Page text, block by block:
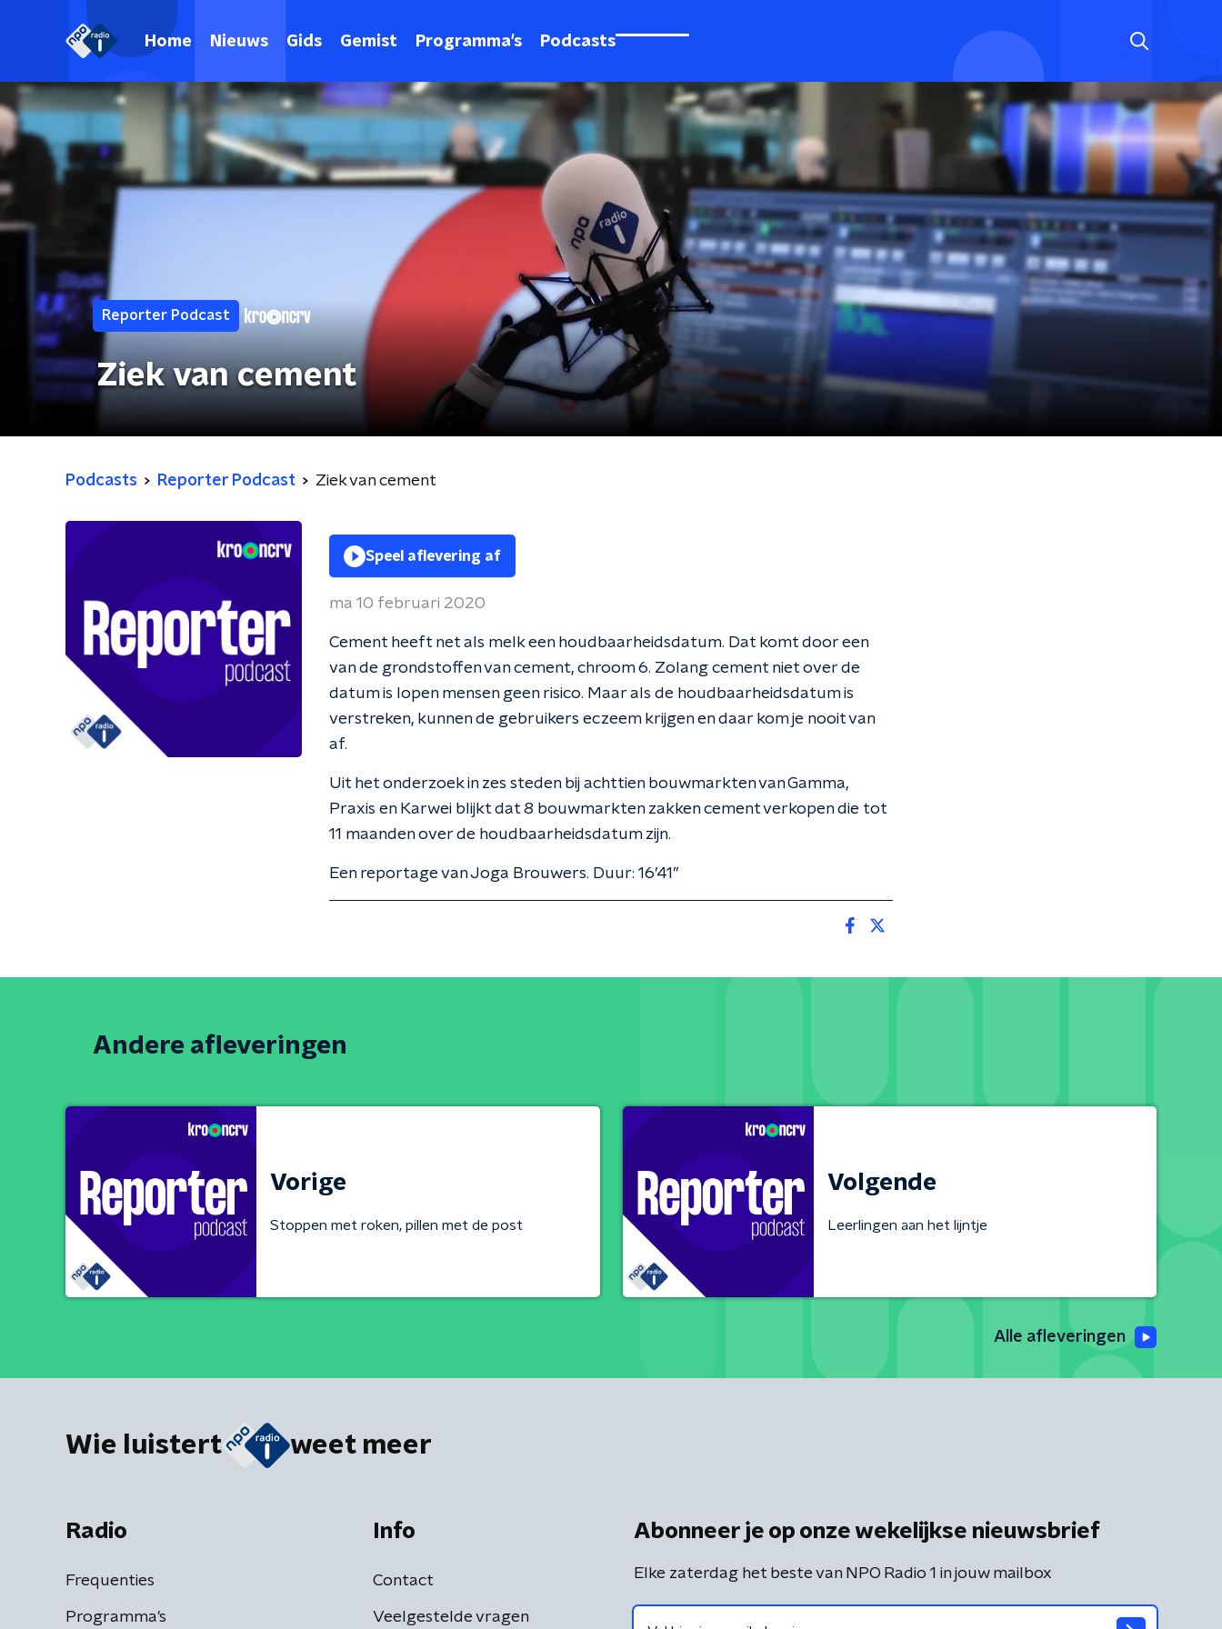
Home Nieuws Gids Gemist Programma's Podcasts
Reporter Podcast
Ziek van cement
Podcasts Reporter Podcast Ziek van cement
Speel aflevering af
ma 10 februari 2020
Cement heeft net als melk een houdbaarheidsdatum. Dat komt door een
van de grondstoffen van cement, chroom 6. Zolang cement niet over de
datum is lopen mensen geen risico. Maar als de houdbaarheidsdatum is
verstreken, kunnen de gebruikers eczeem krijgen en daar kom je nooit van
af.
Uit het onderzoek in zes steden bij achttien bouwmarkten van Gamma,
Praxis en Karwei blijkt dat 8 bouwmarkten zakken cement verkopen die tot
11 maanden over de houdbaarheidsdatum zijn.
Een reportage van Joga Brouwers. Duur: 16’41’’
Andere afleveringen
Vorige
Stoppen met roken, pillen met de post
Volgende
Leerlingen aan het lijntje
Alle afleveringen
Wie luistert weet meer
Radio
Frequenties
Programma's
Info
Contact
Veelgestelde vragen
Abonneer je op onze wekelijkse nieuwsbrief
Elke zaterdag het beste van NPO Radio 1 in jouw mailbox